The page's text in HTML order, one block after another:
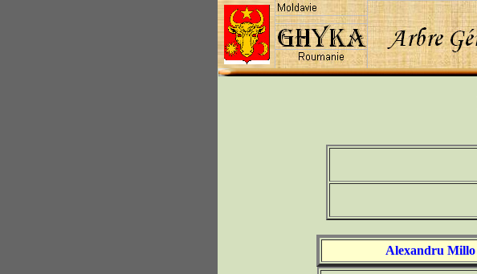
Alexandru Millo